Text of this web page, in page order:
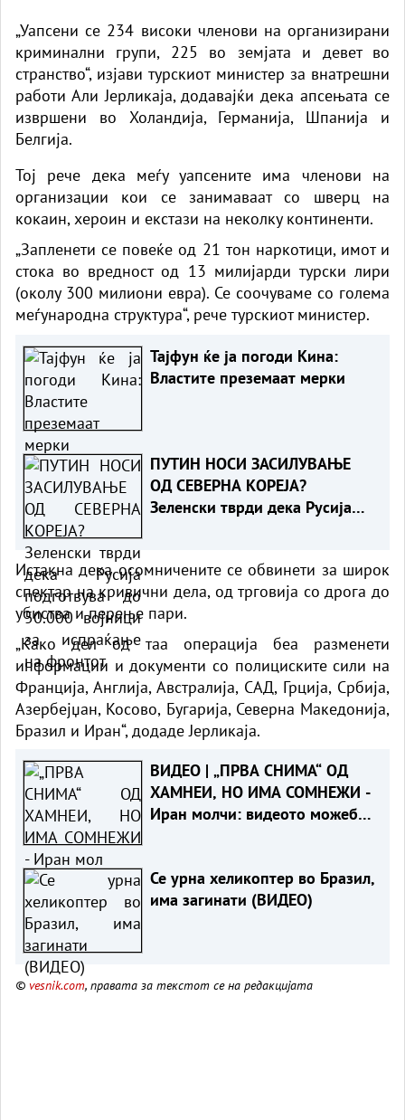
„Уапсени се 234 високи членови на организирани
криминални групи, 225 во земјата и девет во
странство“, изјави турскиот министер за внатрешни
работи Али Јерликаја, додавајќи дека апсењата се
извршени во Холандија, Германија, Шпанија и
Белгија.
Тој рече дека меѓу уапсените има членови на
организации кои се занимаваат со шверц на
кокаин, хероин и екстази на неколку континенти.
„Запленети се повеќе од 21 тон наркотици, имот и
стока во вредност од 13 милијарди турски лири
(околу 300 милиони евра). Се соочуваме со голема
меѓународна структура“, рече турскиот министер.
Тајфун ќе ја погоди Кина:
Властите преземаат мерки
ПУТИН НОСИ ЗАСИЛУВАЊЕ
ОД СЕВЕРНА КОРЕЈА?
Зеленски тврди дека Русија
Истакна дека осомничените се обвинети за широк
спектар на кривични дела, од трговија со дрога до
убиства и перење пари.
„Како дел од таа операција беа разменети
информации и документи со полициските сили на
Франција, Англија, Австралија, САД, Грција, Србија,
Азербејџан, Косово, Бугарија, Северна Македонија,
Бразил и Иран“, додаде Јерликаја.
ВИДЕО | „ПРВА СНИМА“ ОД
ХАМНЕИ, НО ИМА СОМНЕЖИ -
Иран молчи: видеото можеби
Се урна хеликоптер во Бразил,
има загинати (ВИДЕО)
© vesnik.com, правата за текстот се на редакцијата